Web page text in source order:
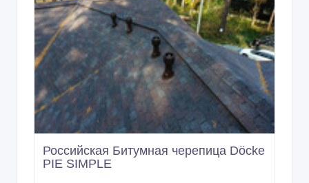
Российская Битумная черепица Döcke
PIE SIMPLE